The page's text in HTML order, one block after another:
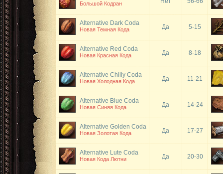
Большой Кодран
Alternative Dark Coda
Новая Темная Кода Да 5-15
Alternative Red Coda
Новая Красная Кода Да 8-18
Alternative Chilly Coda
Новая Холодная Кода Да 11-21
Alternative Blue Coda
Новая Синяя Кода Да 14-24
Alternative Golden Coda
Новая Золотая Кода Да 17-27
Alternative Lute Coda
Новая Кода Лютни Да 20-30